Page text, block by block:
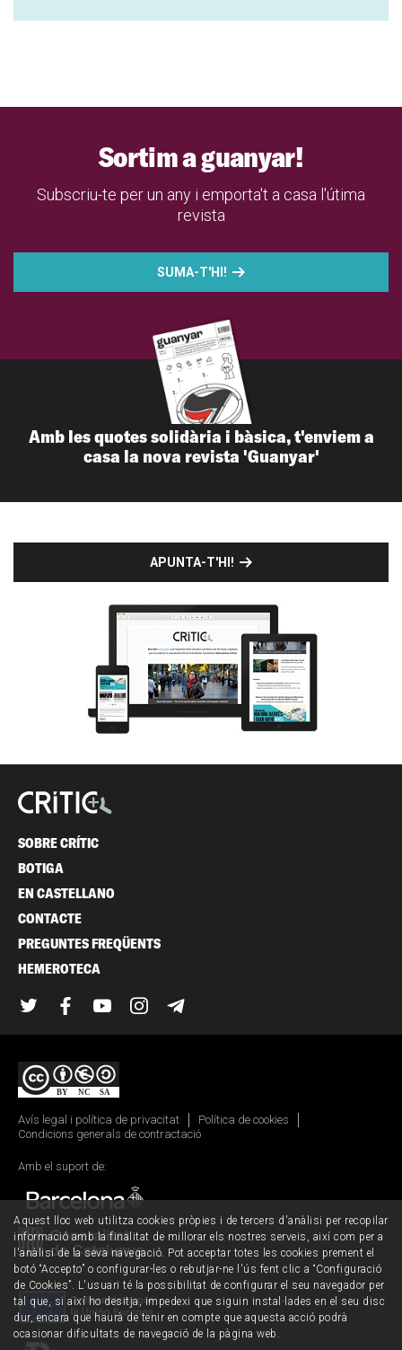
Sortim a guanyar!
Subscriu-te per un any i emporta't a casa l'útima
revista
SUMA-T'HI!
Amb les quotes solidària i bàsica, t'enviem a
casa la nova revista 'Guanyar'
APUNTA-T'HI!
SOBRE CRÍTIC
BOTIGA
EN CASTELLANO
CONTACTE
PREGUNTES FREQÜENTS
HEMEROTECA
TwitterFacebook
YouTubeInstagram
Avís legal i política de privacitat
Política de cookies
Condicions generals de contractació
Amb el suport de:
Aquest lloc web utilitza cookies pròpies i de tercers d'anàlisi per recopilar
informació amb la finalitat de millorar els nostres serveis, així com per a
l'anàlisi de la seva navegació. Pot acceptar totes les cookies prement el
botó “Accepto” o configurar-les o rebutjar-ne l'ús fent clic a “Configuració
de Cookies”. L'usuari té la possibilitat de configurar el seu navegador per
tal que, si així ho desitja, impedexi que siguin instal·lades en el seu disc
dur, encara que haurà de tenir en compte que aquesta acció podrà
ocasionar dificultats de navegació de la pàgina web.